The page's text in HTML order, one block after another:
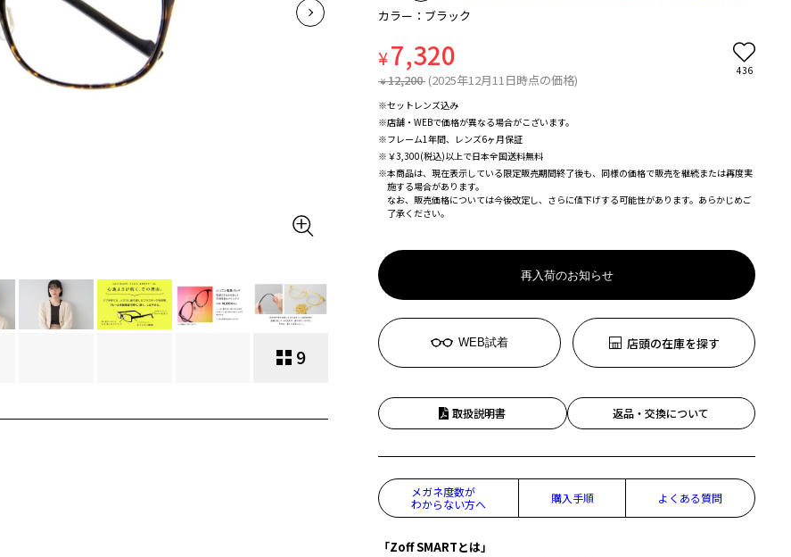
9
カラー：ブラック
¥7,320
¥ 12,200 (2025年12月11日時点の価格)
436
※セットレンズ込み
※店舗・WEBで価格が異なる場合がこざいます。
※フレーム1年間、レンズ6ヶ月保証
※￥3,300(税込)以上で日本全国送料無料
※本商品は、現在表示している限定販売期間終了後も、同様の価格で販売を継続または再度実
施する場合があります。
なお、販売価格については今後改定し、さらに値下げする可能性があります。あらかじめご
了承ください。
再入荷のお知らせ
WEB試着 店頭の在庫を探す
取扱説明書 返品・交換について
メガネ度数が
わからない方へ
購入手順 よくある質問
「Zoff SMARTとは」